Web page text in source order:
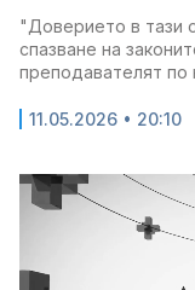
"Доверието в тази
спазване на
преподавателят по
11.05.2026 • 20:10